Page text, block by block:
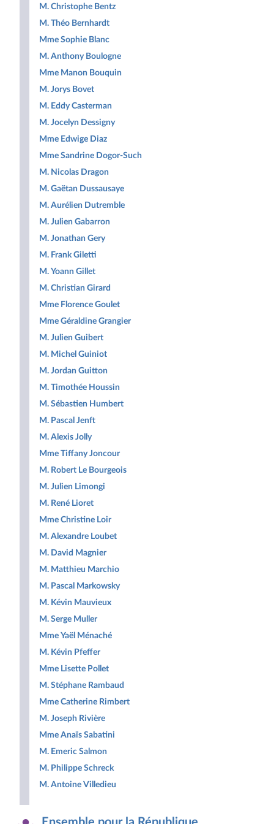
M. Christophe Bentz
M. Théo Bernhardt
Mme Sophie Blanc
M. Anthony Boulogne
Mme Manon Bouquin
M. Jorys Bovet
M. Eddy Casterman
M. Jocelyn Dessigny
Mme Edwige Diaz
Mme Sandrine Dogor-Such
M. Nicolas Dragon
M. Gaëtan Dussausaye
M. Aurélien Dutremble
M. Julien Gabarron
M. Jonathan Gery
M. Frank Giletti
M. Yoann Gillet
M. Christian Girard
Mme Florence Goulet
Mme Géraldine Grangier
M. Julien Guibert
M. Michel Guiniot
M. Jordan Guitton
M. Timothée Houssin
M. Sébastien Humbert
M. Pascal Jenft
M. Alexis Jolly
Mme Tiffany Joncour
M. Robert Le Bourgeois
M. Julien Limongi
M. René Lioret
Mme Christine Loir
M. Alexandre Loubet
M. David Magnier
M. Matthieu Marchio
M. Pascal Markowsky
M. Kévin Mauvieux
M. Serge Muller
Mme Yaël Ménaché
M. Kévin Pfeffer
Mme Lisette Pollet
M. Stéphane Rambaud
Mme Catherine Rimbert
M. Joseph Rivière
Mme Anaïs Sabatini
M. Emeric Salmon
M. Philippe Schreck
M. Antoine Villedieu